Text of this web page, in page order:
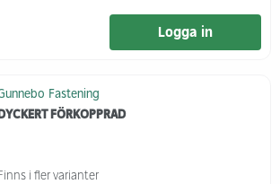
Logga in
Fastening
FÖRKOPPRAD
i fler varianter